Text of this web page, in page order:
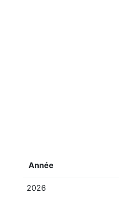
Année
2026